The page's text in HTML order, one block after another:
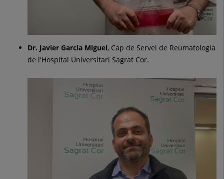
Dr. Javier García Miguel, Cap de Servei de Reumatologia
de l'Hospital Universitari Sagrat Cor.